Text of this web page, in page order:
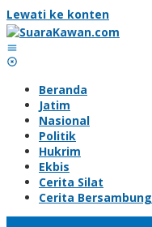
Lewati ke konten
Beranda
Jatim
Nasional
Politik
Hukrim
Ekbis
Cerita Silat
Cerita Bersambung